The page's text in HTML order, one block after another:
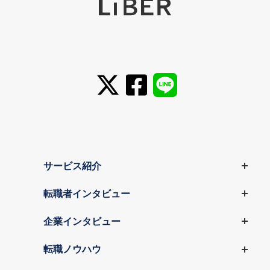
サービス紹介
転職者インタビュー
企業インタビュー
転職ノウハウ